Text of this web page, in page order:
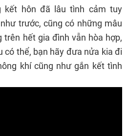
kết hôn đã lâu tình cảm tuy
trước, cũng có những mâu
trên hết gia đình vẫn hòa hợp,
có thể, bạn hãy đưa nửa kia đi
khí cũng như gắn kết tình